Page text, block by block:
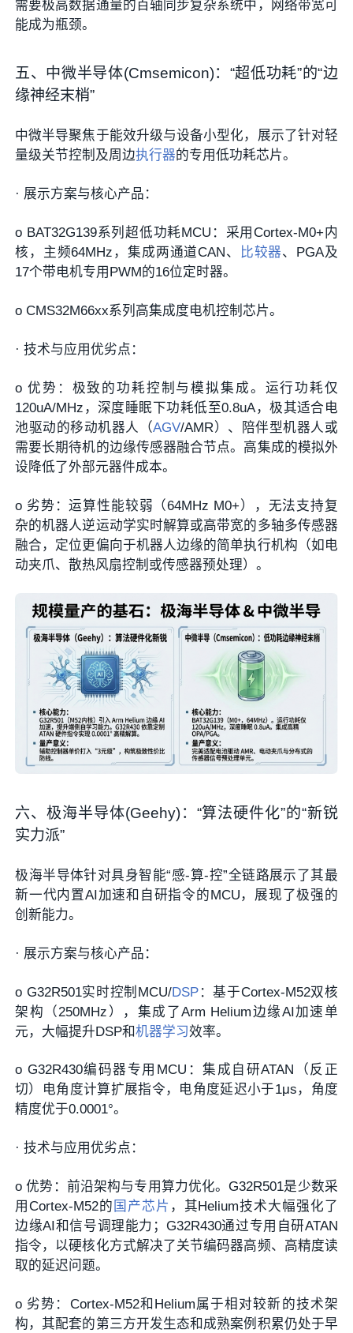
需要极高数据通量的百轴同步复杂系统中，网络带宽可
能成为瓶颈。
五、中微半导体(Cmsemicon)：“超低功耗”的“边
缘神经末梢”
中微半导聚焦于能效升级与设备小型化，展示了针对轻
量级关节控制及周边执行器的专用低功耗芯片。
· 展示方案与核心产品：
o BAT32G139系列超低功耗MCU ：采用Cortex-M0+内
核，主频64MHz，集成两通道CAN、
比较器、PGA及
17个带电机专用PWM的16位定时器。
oCMS32M66xx系列高集成度电机控制芯片。
·技术与应用优劣点：
o 优势 ： 极致的功耗控制与模拟集成。运行功耗仅
120uA/MHz，深度睡眠下功耗低至0.8uA，极其适合电
池驱动的移动机器人（AGV/AMR）、陪伴型机器人或
需要长期待机的边缘传感器融合节点。高集成的模拟外
设降低了外部元器件成本。
o 劣势 ：运算性能较弱（64MHz M0+），无法支持复
杂的机器人逆运动学实时解算或高带宽的多轴多传感器
融合，定位更偏向于机器人边缘的简单执行机构（如电
动夹爪、散热风扇控制或传感器预处理）。
六、极海半导体(Geehy)：“算法硬件化”的“新锐
实力派”
极海半导体针对具身智能“感-算-控”全链路展示了其最
新一代内置AI加速和自研指令的MCU，展现了极强的
创新能力。
· 展示方案与核心产品：
o G32R501实时控制MCU/DSP ：基于Cortex-M52双核
架构（250MHz），集成了Arm Helium边缘AI加速单
元 ，大幅提升DSP和机器学习效率。
o G32R430编码器专用MCU ：集成 自研ATAN（反正
切）电角度计算扩展指令 ，电角度延迟小于1μs，角度
精度优于0.0001°。
·技术与应用优劣点：
o优势 ： 前沿架构与专用算力优化。G32R501是少数采
用Cortex-M52的 国产芯片 ，其Helium技术大幅强化了
边缘AI和信号调理能力；G32R430通过专用自研ATAN
指令，以硬核化方式解决了关节编码器高频、高精度读
取的延迟问题。
o 劣势 ：Cortex-M52和Helium属于相对较新的技术架
构，其配套的第三方开发生态和成熟案例积累仍处于早